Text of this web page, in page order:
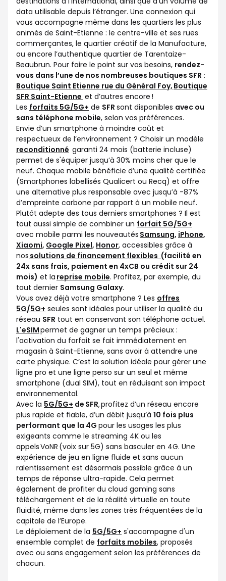
data utilisable depuis l’étranger. Une connexion qui
vous accompagne même dans les quartiers les plus
animés de Saint-Etienne : le centre-ville et ses rues
commerçantes, le quartier créatif de la Manufacture,
ou encore l’authentique quartier de Tarentaize-
Beaubrun. Pour faire le point sur vos besoins, rendez-
vous dans l’une de nos nombreuses boutiques SFR :
Boutique Saint Etienne rue du Général Foy, Boutique
SFR Saint-Etienne et d’autres encore !
Les forfaits 5G/5G+ de SFR sont disponibles avec ou
sans téléphone mobile, selon vos préférences.
Envie d’un smartphone à moindre coût et
respectueux de l’environnement ? Choisir un modèle
reconditionné garanti 24 mois (batterie incluse)
permet de s'équiper jusqu’à 30% moins cher que le
neuf. Chaque mobile bénéficie d’une qualité certifiée
(Smartphones labellisés Qualicert ou Recq) et offre
une alternative plus responsable avec jusqu’à -87%
d’empreinte carbone par rapport à un mobile neuf.
Plutôt adepte des tous derniers smartphones ? Il est
tout aussi simple de combiner un forfait 5G/5G+
avec mobile parmi les nouveautés Samsung, iPhone,
Xiaomi, Google Pixel, Honor, accessibles grâce à
nos solutions de financement flexibles (facilité en
24x sans frais, paiement en 4xCB ou crédit sur 24
mois) et la reprise mobile. Profitez, par exemple, du
tout dernier Samsung Galaxy.
Vous avez déjà votre smartphone ? Les offres
5G/5G+ seules sont idéales pour utiliser la qualité du
réseau SFR tout en conservant son téléphone actuel.
L'eSIMpermet de gagner un temps précieux :
l'activation du forfait se fait immédiatement en
magasin à Saint-Etienne, sans avoir à attendre une
carte physique. C’est la solution idéale pour gérer une
ligne pro et une ligne perso sur un seul et même
smartphone (dual SIM), tout en réduisant son impact
environnemental.
Avec la 5G/5G+ de SFR, profitez d’un réseau encore
plus rapide et fiable, d’un débit jusqu’à 10 fois plus
performant que la 4G pour les usages les plus
exigeants comme le streaming 4K ou les
appels VoNR (voix sur 5G) sans basculer en 4G. Une
expérience de jeu en ligne fluide et sans aucun
ralentissement est désormais possible grâce à un
temps de réponse ultra-rapide. Cela permet
également de profiter du cloud gaming sans
téléchargement et de la réalité virtuelle en toute
fluidité, même dans les zones très fréquentées de la
capitale de l’Europe.
Le déploiement de la 5G/5G+ s'accompagne d'un
ensemble complet de forfaits mobiles, proposés
avec ou sans engagement selon les préférences de
chacun.